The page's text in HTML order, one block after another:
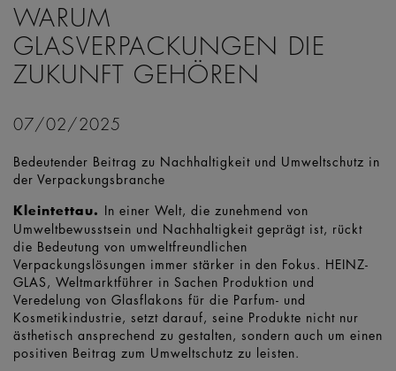
WARUM
GLASVERPACKUNGEN DIE
ZUKUNFT GEHÖREN
07/02/2025
Bedeutender Beitrag zu Nachhaltigkeit und Umweltschutz in
der Verpackungsbranche
Kleintettau. In einer Welt, die zunehmend von
Umweltbewusstsein und Nachhaltigkeit geprägt ist, rückt
die Bedeutung von umweltfreundlichen
Verpackungslösungen immer stärker in den Fokus. HEINZ-
GLAS, Weltmarktführer in Sachen Produktion und
Veredelung von Glasflakons für die Parfum- und
Kosmetikindustrie, setzt darauf, seine Produkte nicht nur
ästhetisch ansprechend zu gestalten, sondern auch um einen
positiven Beitrag zum Umweltschutz zu leisten.